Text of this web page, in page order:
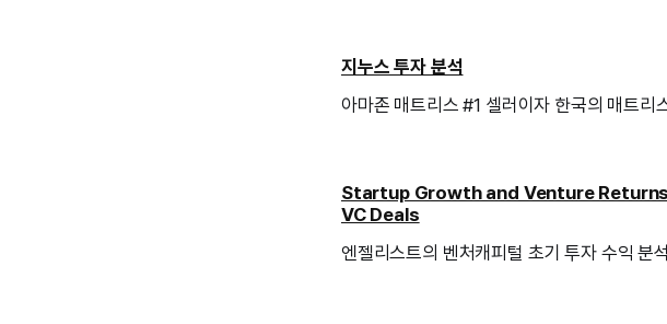
지누스 투자 분석
아마존 매트리스 #1 셀러이자 한국의 매트
Startup Growth and Venture
VC Deals
엔젤리스트의 벤처캐피털 초기 투자 수익 분